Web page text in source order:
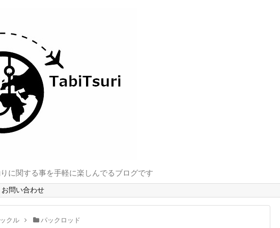
に関する事を手軽に楽しんでるブログです
お問い合わせ
クル パックロッド